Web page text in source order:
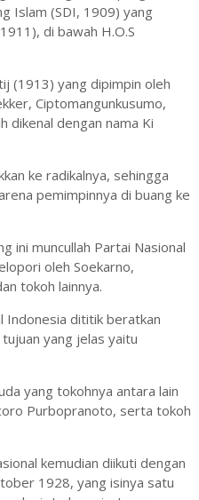
Islam (SDI, 1909) yang
di bawah H.O.S
(1913) yang dipimpin oleh
Ciptomangunkusumo,
dikenal dengan nama Ki
ke radikalnya, sehingga
pemimpinnya di buang ke
ini muncullah Partai Nasional
oleh Soekarno,
tokoh lainnya.
Indonesia dititik beratkan
yang jelas yaitu
yang tokohnya antara lain
Purbopranoto, serta tokoh
kemudian diikuti dengan
1928, yang isinya satu